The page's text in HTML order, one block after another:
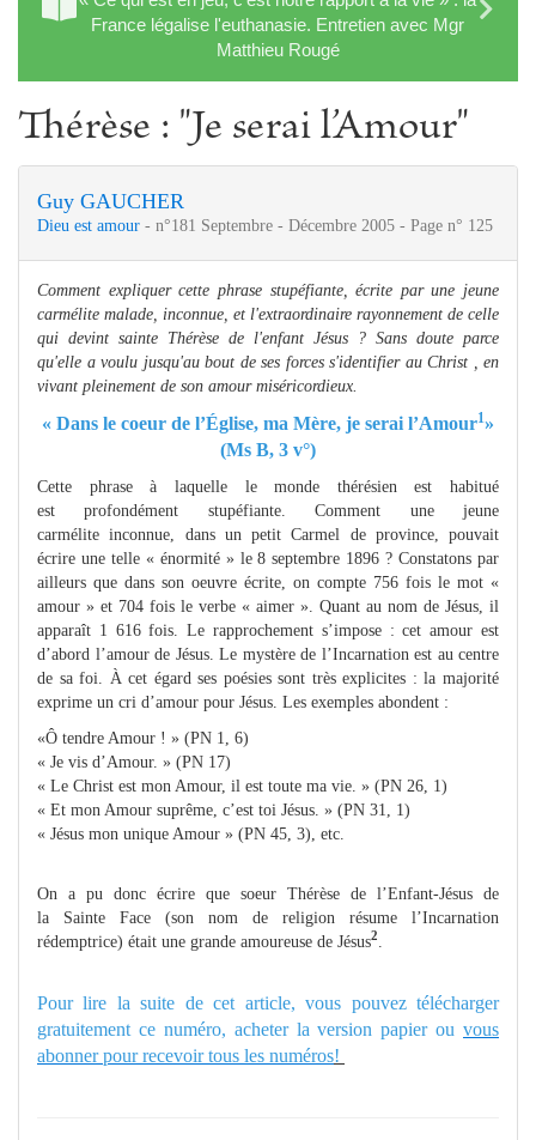
France légalise l'euthanasie. Entretien avec Mgr
Matthieu Rougé
Thérèse : "Je serai l’Amour"
Guy GAUCHER
Dieu est amour - n°181 Septembre - Décembre 2005 - Page n° 125
Comment expliquer cette phrase stupéfiante, écrite par une jeune
carmélite malade, inconnue, et l'extraordinaire rayonnement de celle
qui devint sainte Thérèse de l'enfant Jésus ? Sans doute parce
qu'elle a voulu jusqu'au bout de ses forces s'identifier au Christ , en
vivant pleinement de son amour miséricordieux.
« Dans le coeur de l’Église, ma Mère, je serai l’Amour1»
(Ms B, 3 v°)
Cette phrase à laquelle le monde thérésien est habitué
est profondément stupéfiante. Comment une jeune
carmélite inconnue, dans un petit Carmel de province, pouvait
écrire une telle « énormité » le 8 septembre 1896 ? Constatons par
ailleurs que dans son oeuvre écrite, on compte 756 fois le mot «
amour » et 704 fois le verbe « aimer ». Quant au nom de Jésus, il
apparaît 1 616 fois. Le rapprochement s’impose : cet amour est
d’abord l’amour de Jésus. Le mystère de l’Incarnation est au centre
de sa foi. À cet égard ses poésies sont très explicites : la majorité
exprime un cri d’amour pour Jésus. Les exemples abondent :
«Ô tendre Amour ! » (PN 1, 6)
« Je vis d’Amour. » (PN 17)
« Le Christ est mon Amour, il est toute ma vie. » (PN 26, 1)
« Et mon Amour suprême, c’est toi Jésus. » (PN 31, 1)
« Jésus mon unique Amour » (PN 45, 3), etc.
On a pu donc écrire que soeur Thérèse de l’Enfant-Jésus de
la Sainte Face (son nom de religion résume l’Incarnation
rédemptrice) était une grande amoureuse de Jésus2
Pour lire la suite de cet article, vous pouvez télécharger
gratuitement ce numéro, acheter la version papier ou vous
abonner pour recevoir tous les numéros!